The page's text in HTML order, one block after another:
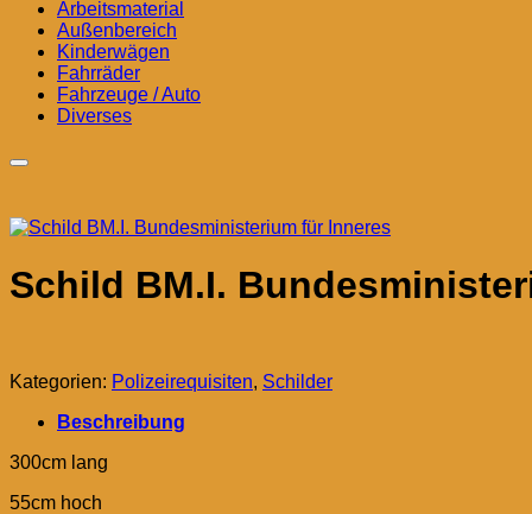
Arbeitsmaterial
Außenbereich
Kinderwägen
Fahrräder
Fahrzeuge / Auto
Diverses
Schild BM.I.
Kategorien: Polizeirequisiten, Schilder
Beschreibung
300cm lang
55cm hoch